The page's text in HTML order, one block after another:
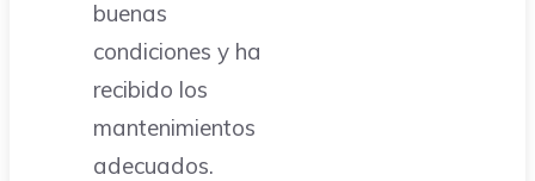
buenas
condiciones y ha
recibido los
mantenimientos
adecuados.